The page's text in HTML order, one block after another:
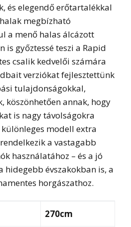
és elegendő erőtartalékkal
megbízható
a menő halas álcázott
is győztessé teszi a Rapid
csalik kedvelői számára
verziókat fejlesztettünk
tulajdonságokkal,
köszönhetően annak, hogy
is nagy távolságokra
modell extra
a vastagabb
használatához – és a jó
hidegebb évszakokban is, a
horgászathoz.
270cm